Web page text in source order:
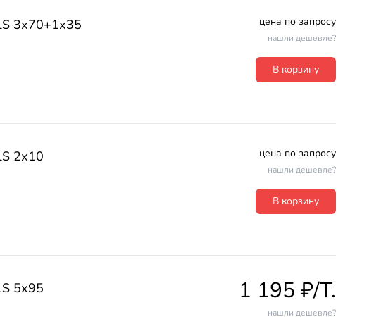
3х70+1х35 цена по запросу
нашли дешевле?
В корзину
2х10 цена по запросу
нашли дешевле?
В корзину
5х95 1 195 ₽/T.
нашли дешевле?